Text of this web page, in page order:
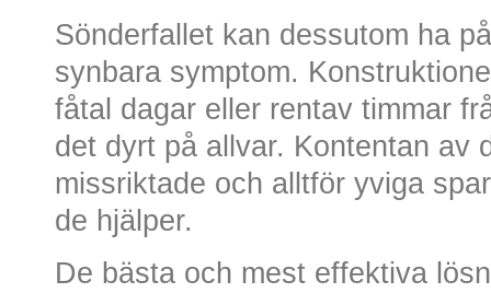
Sönderfallet kan dessutom ha
synbara symptom.
fåtal dagar eller rentav timmar
det dyrt på allvar. Kontentan av
missriktade och alltför yviga
de hjälper.
De bästa och mest effektiva